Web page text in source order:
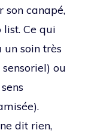
son canapé,
list. Ce qui
un soin très
ou
dit rien,